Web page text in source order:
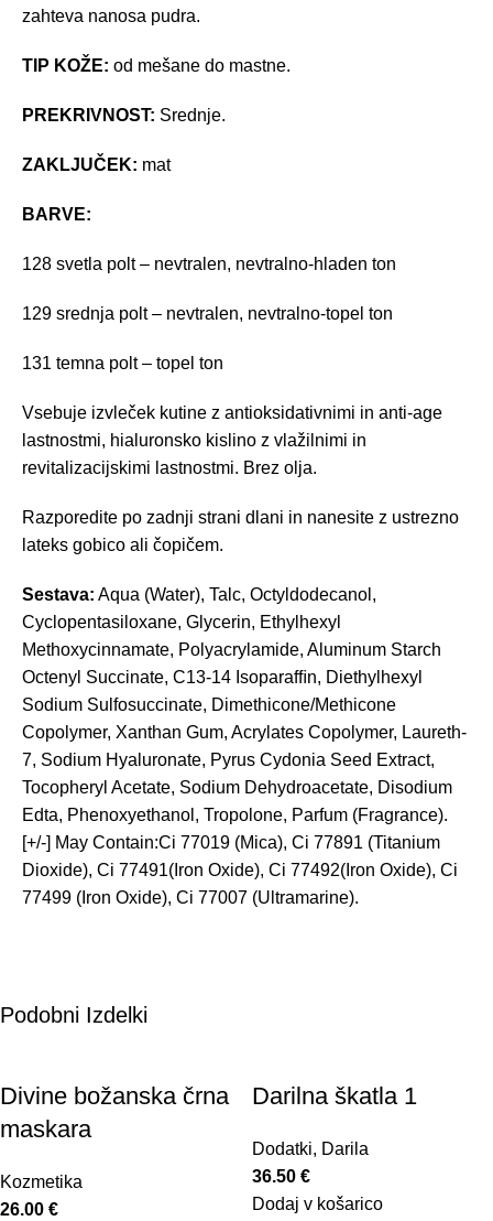
zahteva nanosa pudra.
TIP KOŽE: od mešane do mastne.
PREKRIVNOST: Srednje.
ZAKLJUČEK: mat
BARVE:
128 svetla polt – nevtralen, nevtralno-hladen ton
129 srednja polt – nevtralen, nevtralno-topel ton
131 temna polt – topel ton
Vsebuje izvleček kutine z antioksidativnimi in anti-age
lastnostmi, hialuronsko kislino z vlažilnimi in
revitalizacijskimi lastnostmi. Brez olja.
Razporedite po zadnji strani dlani in nanesite z ustrezno
lateks gobico ali čopičem.
Sestava: Aqua (Water), Talc, Octyldodecanol,
Cyclopentasiloxane, Glycerin, Ethylhexyl
Methoxycinnamate, Polyacrylamide, Aluminum Starch
Octenyl Succinate, C13-14 Isoparafﬁn, Diethylhexyl
Sodium Sulfosuccinate, Dimethicone/Methicone
Copolymer, Xanthan Gum, Acrylates Copolymer, Laureth-
7, Sodium Hyaluronate, Pyrus Cydonia Seed Extract,
Tocopheryl Acetate, Sodium Dehydroacetate, Disodium
Edta, Phenoxyethanol, Tropolone, Parfum (Fragrance).
[+/-] May Contain:Ci 77019 (Mica), Ci 77891 (Titanium
Dioxide), Ci 77491(Iron Oxide), Ci 77492(Iron Oxide), Ci
77499 (Iron Oxide), Ci 77007 (Ultramarine).
Podobni Izdelki
Divine božanska črna
maskara
Kozmetika
26.00 €
Darilna škatla 1
Dodatki, Darila
36.50 €
Dodaj v košarico